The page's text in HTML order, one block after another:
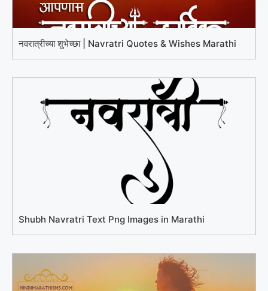
नवरात्रीच्या शुभेच्छा | Navratri Quotes & Wishes Marathi
Shubh Navratri Text Png Images in Marathi